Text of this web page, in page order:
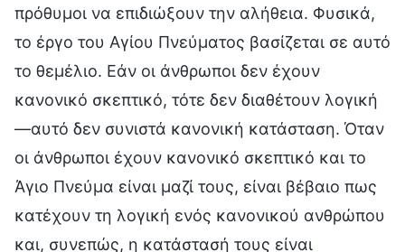
πρόθυμοι να επιδιώξουν την αλήθεια. Φυσικά,
το έργο του Αγίου Πνεύματος βασίζεται σε αυτό
το θεμέλιο. Εάν οι άνθρωποι δεν έχουν
κανονικό σκεπτικό, τότε δεν διαθέτουν λογική
—αυτό δεν συνιστά κανονική κατάσταση. Όταν
οι άνθρωποι έχουν κανονικό σκεπτικό και το
Άγιο Πνεύμα είναι μαζί τους, είναι βέβαιο πως
κατέχουν τη λογική ενός κανονικού ανθρώπου
και, συνεπώς, η κατάστασή τους είναι